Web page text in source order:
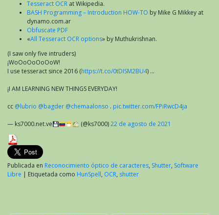
Tesseract OCR at Wikipedia.
BASH Programming – Introduction HOW-TO by Mike G Mikkey at
dynamo.com.ar
Obfuscate PDF
«All Tesseract OCR options» by Muthukrishnan.
(I saw only five intruders)
¡WoOoOoOoOoW!
I use tesseract since 2016 (https://t.co/0tDISM2BU4) …
¡I AM LEARNING NEW THINGS EVERYDAY!
cc @lubrio @bagder @chemaalonso . pic.twitter.com/FPiRwcD4ja
— ks7000.net.ve (@ks7000)22 de agosto de 2021
Publicada en Reconocimiento óptico de caracteres, Shutter, Software
Libre
Etiquetada como HunSpell, OCR, shutter